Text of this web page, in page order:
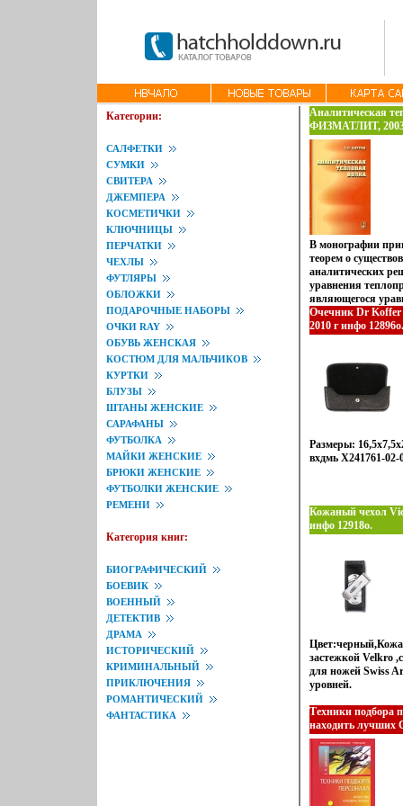
Категории:
САЛФЕТКИ
СУМКИ
СВИТЕРА
ДЖЕМПЕРА
КОСМЕТИЧКИ
КЛЮЧНИЦЫ
ПЕРЧАТКИ
ЧЕХЛЫ
ФУТЛЯРЫ
ОБЛОЖКИ
ПОДАРОЧНЫЕ НАБОРЫ
ОЧКИ RAY
ОБУВЬ ЖЕНСКАЯ
КОСТЮМ ДЛЯ МАЛЬЧИКОВ
КУРТКИ
БЛУЗЫ
ШТАНЫ ЖЕНСКИЕ
САРАФАНЫ
ФУТБОЛКА
МАЙКИ ЖЕНСКИЕ
БРЮКИ ЖЕНСКИЕ
ФУТБОЛКИ ЖЕНСКИЕ
РЕМЕНИ
Категория книг:
БИОГРАФИЧЕСКИЙ
БОЕВИК
ВОЕННЫЙ
ДЕТЕКТИВ
ДРАМА
ИСТОРИЧЕСКИЙ
КРИМИНАЛЬНЫЙ
ПРИКЛЮЧЕНИЯ
РОМАНТИЧЕСКИЙ
ФАНТАСТИКА
Аналитическая
ФИЗМАТЛИТ, 2003
ISBN 5-9221-0443-
(~145х217 мм)
В монографии
теорем о
аналитических
уравнения
являющегося
фильтрации газа
которые
тепловая волна
фронту, 2)
порождает
фильтрации газа
с конечной
научным
механике
Баутин.
Очечник Dr Koffer
2010 г инфо 12896o.
Размеры:
вхдмь X241761-02-
Кожаный чехол
инфо 12918o.
застежкой Velkro
для ножей Swiss
уровней.
Техники подбора
находить лучших
тренинг инфо